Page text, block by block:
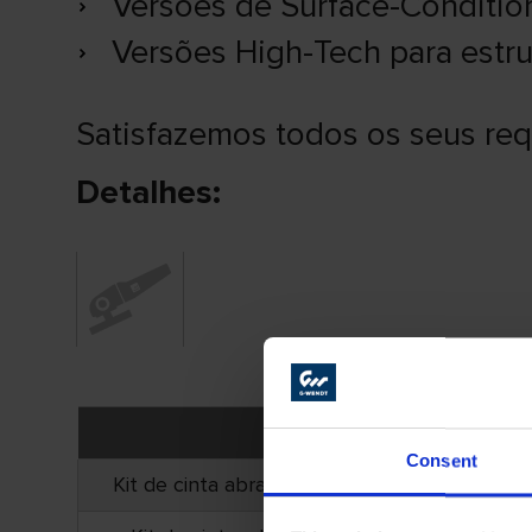
Consent
Versões High-Tech para
Satisfazemos todos os seus
Detalhes:
Variante
Kit de cinta abrasivas WENDT para a